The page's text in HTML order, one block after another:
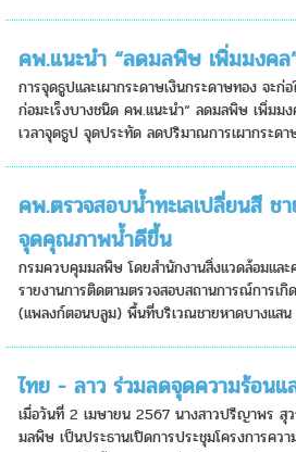
คพ.แนะนำ “ลดมลพิษ เพิ่มมงคล
การจุดธูปและเผากระดาษเงินกระดาษทอง จะก่
ก่อมะเร็งบางชนิด คพ.แนะนำ“ ลดมลพิษ เพิ่มม
เวลาจุดธูป จุดประทัด ลดปริมาณการเผากระดา
คพ.ตรวจสอบน้ำทะเลเปลี่ยนสี ช
จุดคุณภาพน้ำดีขึ้น
กรมควบคุมมลพิษ โดยสำนักงานสิ่งแวดล้อมแล
รายงานการติดตามตรวจสอบสถานการณ์การเกิ
(แพลงก์ตอนบลูม) พื้นที่บริเวณชายหาดบางแสน
ไทย - ลาว ร่วมลดจุดความร้อน
เมื่อวันที่ 2 เมษายน 2567 นางสาวปรีญาพร
มลพิษ เป็นประธานเปิดการประชุมโครงการคว